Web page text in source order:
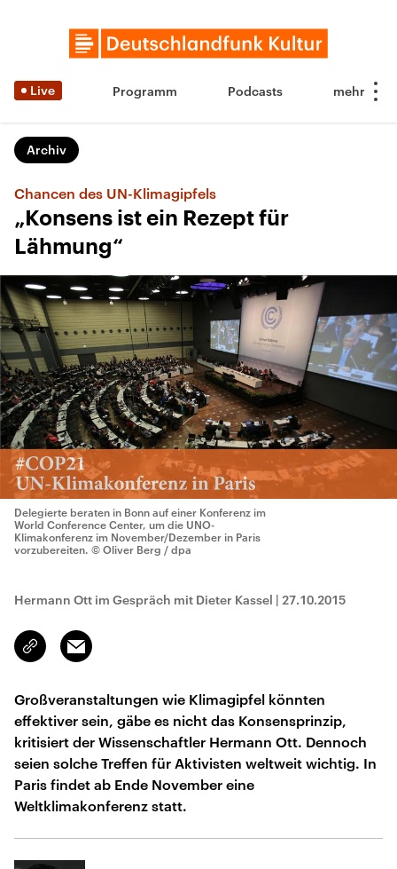
Live Programm Podcasts
Archiv
Chancen des UN-Klimagipfels
„Konsens ist ein Rezept für
Lähmung“
Delegierte beraten in Bonn auf einer Konferenz im
World Conference Center, um die UNO-
Klimakonferenz im November/Dezember in Paris
vorzubereiten. © Oliver Berg / dpa
Hermann Ott im Gespräch mit Dieter Kassel | 27.10.2015
Link
kopieren/teilen
Email
Großveranstaltungen wie Klimagipfel könnten
effektiver sein, gäbe es nicht das Konsensprinzip,
kritisiert der Wissenschaftler Hermann Ott. Dennoch
seien solche Treffen für Aktivisten weltweit wichtig. In
Paris findet ab Ende November eine
Weltklimakonferenz statt.